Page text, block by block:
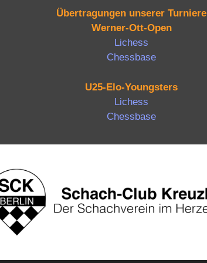
Übertragungen unserer Turniere
Werner-Ott-Open
Lichess
Chessbase
U25-Elo-Youngsters
Lichess
Chessbase